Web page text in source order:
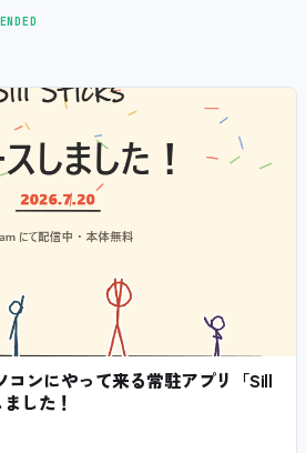
コンにやって来る常駐アプリ「Sill
した！